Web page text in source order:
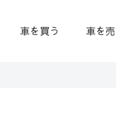
車を買う 車を